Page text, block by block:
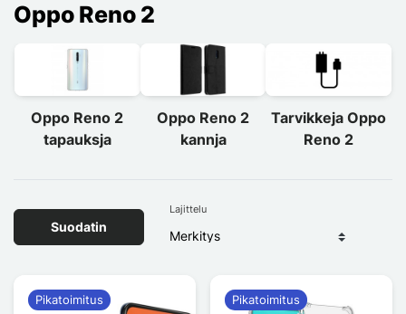
Oppo Reno 2
Oppo Reno 2
tapauksja
Oppo Reno 2
kannja
Tarvikkeja Oppo
Reno 2
Suodatin
Lajittelu
Pikatoimitus Pikatoimitus